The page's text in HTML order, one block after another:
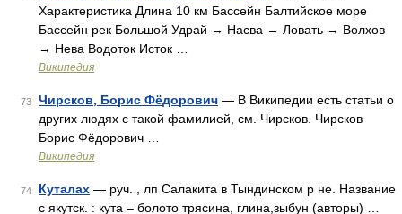
Характеристика Длина 10 км Бассейн Балтийское море
Бассейн рек Большой Удрай → Насва → Ловать → Волхов
→ Нева Водоток Исток …
Википедия
73 Чирсков, Борис Фёдорович — В Википедии есть статьи о
других людях с такой фамилией, см. Чирсков. Чирсков
Борис Фёдорович …
Википедия
74 Куталах — руч. , лп Салакита в Тындинском р не. Название
с якутск. : кута – болото трясина, глина,зыбун (авторы) …